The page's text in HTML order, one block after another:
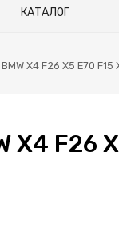
КАТАЛОГ
X4 F26 X5 E70 F15
X4 F26